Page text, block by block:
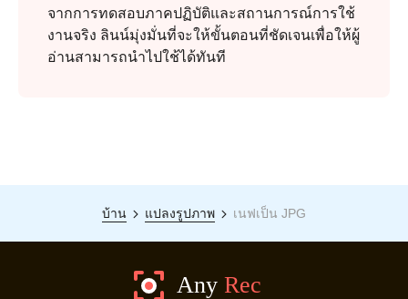
จากการทดสอบภาคปฏิบัติและสถานการณ์การใช้
งานจริง ลินน์มุ่งมั่นที่จะให้ขั้นตอนที่ชัดเจนเพื่อให้ผู้
อ่านสามารถนำไปใช้ได้ทันที
บ้าน แปลงรูปภาพ เนฟเป็น JPG